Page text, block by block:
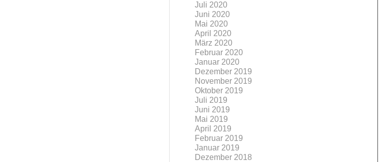
Juli 2020
Juni 2020
Mai 2020
April 2020
März 2020
Februar 2020
Januar 2020
Dezember 2019
November 2019
Oktober 2019
Juli 2019
Juni 2019
Mai 2019
April 2019
Februar 2019
Januar 2019
Dezember 2018